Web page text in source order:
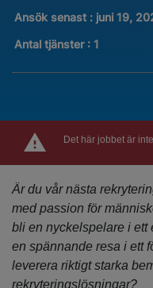
Ansök senast : juni 19,
Antal tjänster : 1
Det här jobbet är
Är du vår nästa
med passion för
bli en nyckelspelare i ett
en spännande resa i ett
leverera riktigt starka
rekryteringslösningar?